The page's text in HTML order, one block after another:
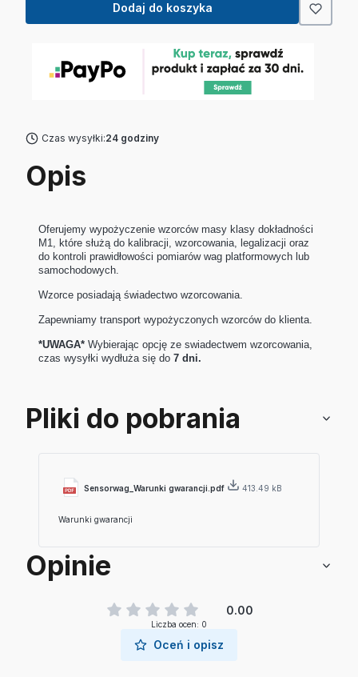
Dodaj do koszyka
Czas wysyłki:24 godziny
Opis
Oferujemy wypożyczenie wzorców masy klasy dokładności
M1, które służą do kalibracji, wzorcowania, legalizacji oraz
do kontroli prawidłowości pomiarów wag platformowych lub
samochodowych.
Wzorce posiadają świadectwo wzorcowania.
Zapewniamy transport wypożyczonych wzorców do klienta.
*UWAGA* Wybierając opcję ze swiadectwem wzorcowania,
czas wysyłki wydłuża się do 7 dni.
Pliki do pobrania
Sensorwag_Warunki gwarancji.pdf 413.49 kB
Warunki gwarancji
Opinie
0.00
Liczba ocen: 0
Oceń i opisz